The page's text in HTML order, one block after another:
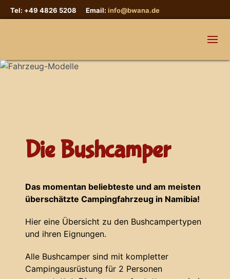
Tel: +49 4826 5208 Email: info@bwana.de
Die Bushcamper
Das momentan beliebteste und am meisten
überschätzte Campingfahrzeug in Namibia!
Hier eine Übersicht zu den Bushcampertypen
und ihren Eignungen.
Alle Bushcamper sind mit kompletter
Campingausrüstung für 2 Personen